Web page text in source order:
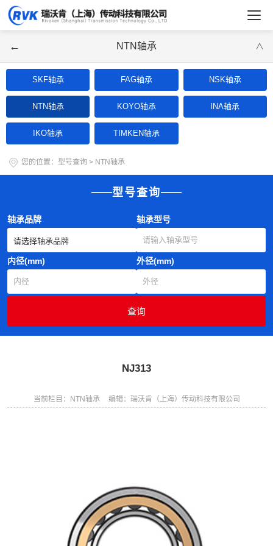
← NTN轴承 ∨
SKF轴承 FAG轴承 NSK轴承
NTN轴承 KOYO轴承 INA轴承
IKO轴承 TIMKEN轴承
您的位置： 型号查询 > NTN轴承
型号查询
轴承品牌 轴承型号
内径(mm) 外径(mm)
NJ313
当前栏目：NTN轴承 编辑：瑞沃肯（上海）传动科技有限公司